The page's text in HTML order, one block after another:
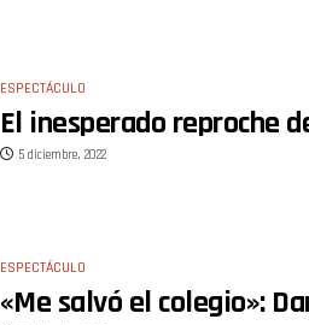
ESPECTÁCULO
El inesperado reproche
5 diciembre, 2022
ESPECTÁCULO
«Me salvó el colegio»: